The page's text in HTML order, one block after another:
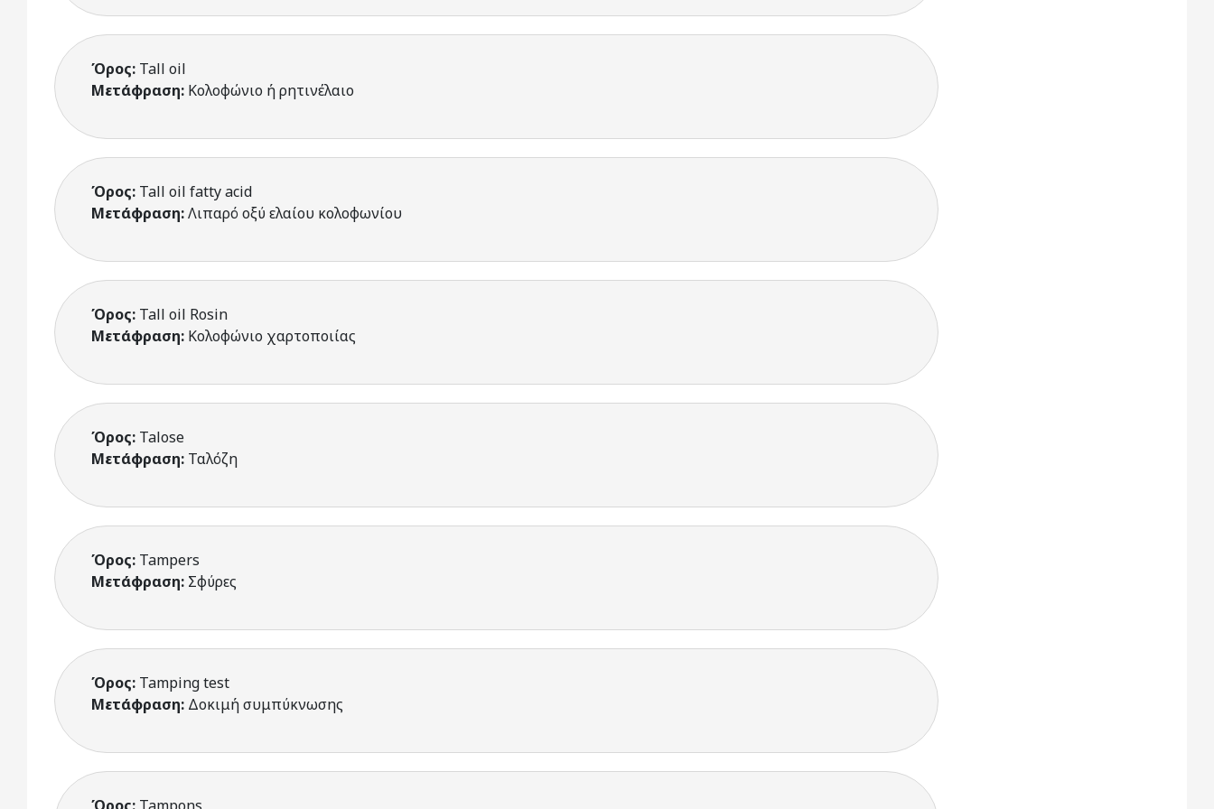
Όρος: Tall oil
Μετάφραση: Κολοφώνιο ή ρητινέλαιο
Όρος: Tall oil fatty acid
Μετάφραση:Λιπαρό οξύ ελαίου κολοφωνίου
Όρος: Tall oil Rosin
Μετάφραση: Κολοφώνιο χαρτοποιίας
Όρος: Talose
Μετάφραση: Ταλόζη
Όρος: Tampers
Μετάφραση: Σφύρες
Όρος: Tamping test
Μετάφραση: Δοκιμή συμπύκνωσης